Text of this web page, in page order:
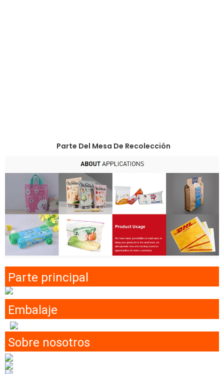
Parte Del Mesa De Recolección
Parte principal
Embalaje
Sobre nosotros